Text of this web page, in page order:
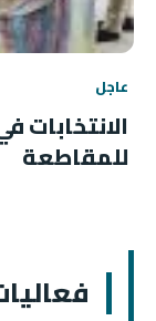
عاجل
للمقاطعة